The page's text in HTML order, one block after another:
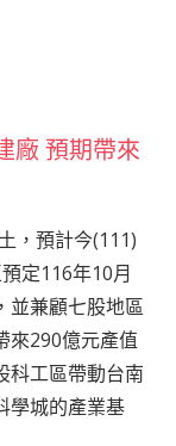
廠 預期帶來
，預計今(111)
定116年10月
並兼顧七股地區
來290億元產值
科工區帶動台南
學城的產業基